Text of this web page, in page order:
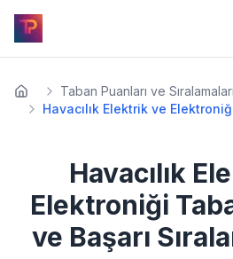
Taban Puanları ve Sıralamaları
Havacılık Elektrik ve
Havacılık
Elektroniği
ve Başarı